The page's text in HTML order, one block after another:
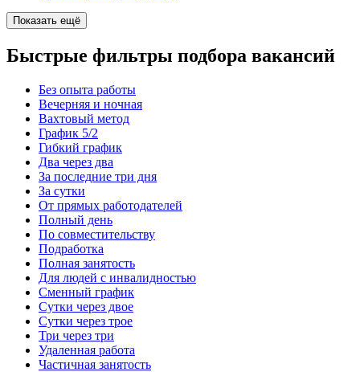
Показать ещё
Быстрые фильтры подбора вакансий
Без опыта работы
Вечерняя и ночная
Вахтовый метод
График 5/2
Гибкий график
Два через два
За последние три дня
За сутки
От прямых работодателей
Полный день
По совместительству
Подработка
Полная занятость
Для людей с инвалидностью
Сменный график
Сутки через двое
Сутки через трое
Три через три
Удаленная работа
Частичная занятость